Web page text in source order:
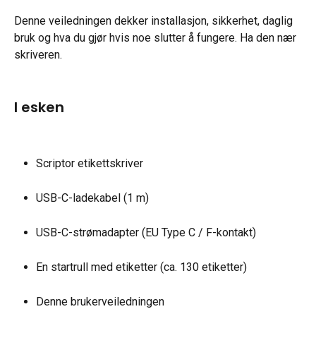
Denne veiledningen dekker installasjon, sikkerhet, daglig
bruk og hva du gjør hvis noe slutter å fungere. Ha den nær
skriveren.
I esken
Scriptor etikettskriver
USB-C-ladekabel (1 m)
USB-C-strømadapter (EU Type C / F-kontakt)
En startrull med etiketter (ca. 130 etiketter)
Denne brukerveiledningen